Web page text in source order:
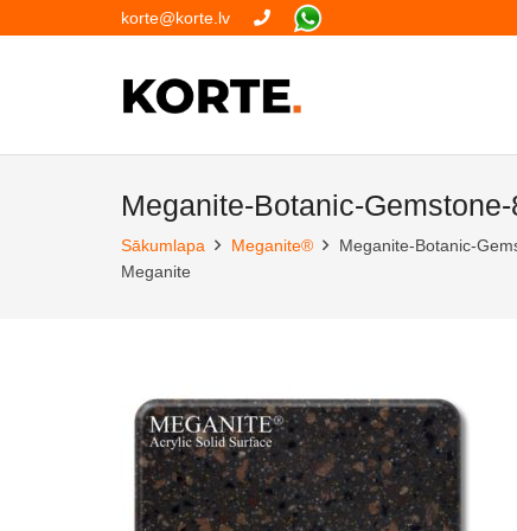
korte@korte.lv
Meganite-Botanic-
Sākumlapa Meganite®
Meganite-Botanic-
Meganite